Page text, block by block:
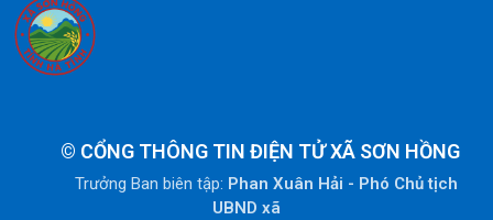
© CỔNG THÔNG TIN ĐIỆN TỬ XÃ SƠN HỒNG
Trưởng Ban biên tập: Phan Xuân Hải - Phó Chủ tịch
UBND xã